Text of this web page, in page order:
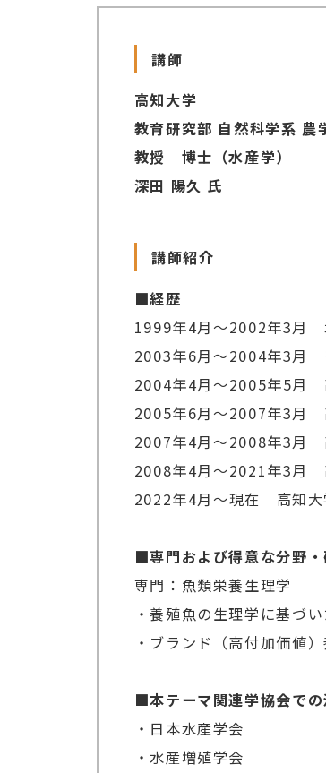
講師
高知大学
教育研究部 自然科学系 農
教授 博士（水産学）
深田 陽久 氏
講師紹介
■経歴
1999年4月～2002年3月
2003年6月～2004年3月
2004年4月～2005年5月
2005年6月～2007年3月
2007年4月～2008年3月
2008年4月～2021年3月
2022年4月～現在 高知大
■専門および得意な分野・
専門：魚類栄養生理学
・養殖魚の生理学に基づ
・ブランド（高付加価値
■本テーマ関連学協会での
・日本水産学会
・水産増殖学会